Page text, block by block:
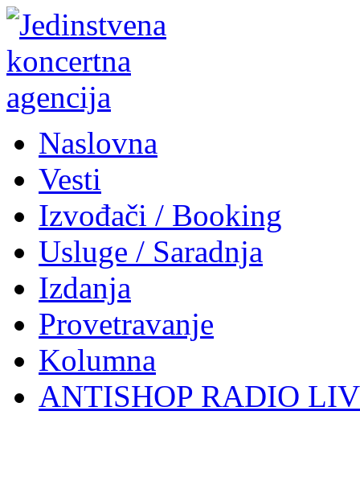
Naslovna
Vesti
Izvođači / Booking
Usluge / Saradnja
Izdanja
Provetravanje
Kolumna
ANTISHOP RADIO